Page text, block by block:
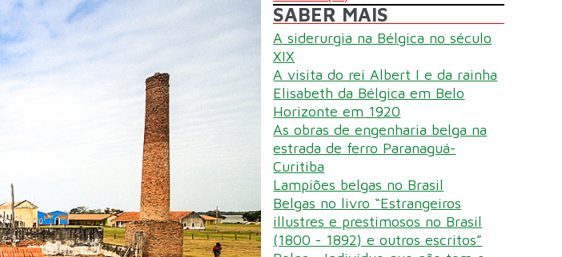
SABER MAIS
A siderurgia na Bélgica no século
XIX
A visita do rei Albert I e da rainha
Elisabeth da Bélgica em Belo
Horizonte em 1920
As obras de engenharia belga na
estrada de ferro Paranaguá-
Curitiba
Lampiões belgas no Brasil
Belgas no livro “Estrangeiros
illustres e prestimosos no Brasil
(1800 - 1892) e outros escritos”